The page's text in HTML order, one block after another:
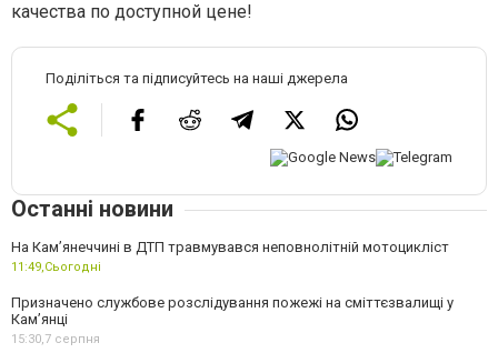
качества по доступной цене!
Поділіться та підписуйтесь на наші джерела
Останні новини
На Кам’янеччині в ДТП травмувався неповнолітній мотоцикліст
11:49,Сьогодні
Призначено службове розслідування пожежі на сміттєзвалищі у
Кам’янці
15:30,7 серпня